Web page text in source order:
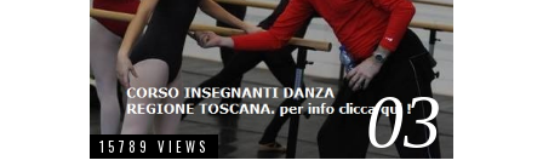
03
15789 VIEWS